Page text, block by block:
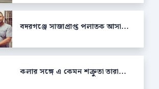
বদরগঞ্জে সাজাপ্রাপ্ত পলাতক আসা...
কলার সঙ্গে এ কেমন শক্রুতা তারা...